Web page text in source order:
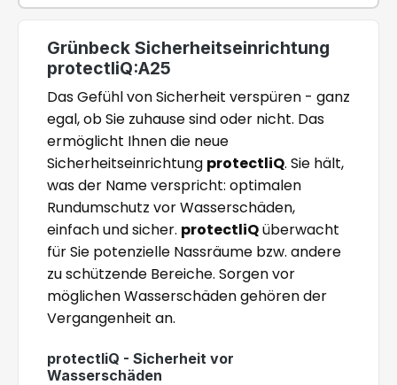
Grünbeck Sicherheitseinrichtung
protectliQ:A25
Das Gefühl von Sicherheit verspüren - ganz
egal, ob Sie zuhause sind oder nicht. Das
ermöglicht Ihnen die neue
Sicherheitseinrichtung protectliQ. Sie hält,
was der Name verspricht: optimalen
Rundumschutz vor Wasserschäden,
einfach und sicher. protectliQüberwacht
für Sie potenzielle Nassräume bzw. andere
zu schützende Bereiche. Sorgen vor
möglichen Wasserschäden gehören der
Vergangenheit an.
protectliQ - Sicherheit vor
Wasserschäden